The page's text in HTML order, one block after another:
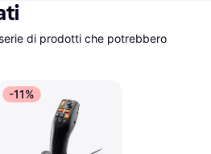
di prodotti che potrebbero
-11%